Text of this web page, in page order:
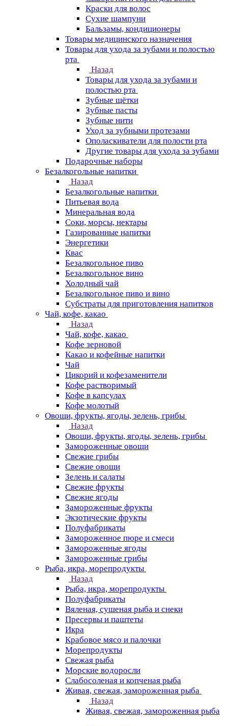
Краски для волос
Сухие шампуни
Бальзамы, кондиционеры
Товары медицинского назначения
Товары для ухода за зубами и полостью
рта
Назад
Товары для ухода за зубами и
полостью рта
Зубные щётки
Зубные пасты
Зубные нити
Уход за зубными протезами
Ополаскиватели для полости рта
Другие товары для ухода за зубами
Подарочные наборы
Безалкогольные напитки
Назад
Безалкогольные напитки
Питьевая вода
Минеральная вода
Соки, морсы, нектары
Газированные напитки
Энергетики
Квас
Безалкогольное пиво
Безалкогольное вино
Холодный чай
Безалкогольное пиво и вино
Субстраты для приготовления напитков
Чай, кофе, какао
Назад
Чай, кофе, какао
Кофе зерновой
Какао и кофейные напитки
Чай
Цикорий и кофезаменители
Кофе растворимый
Кофе в капсулах
Кофе молотый
Овощи, фрукты, ягоды, зелень, грибы
Назад
Овощи, фрукты, ягоды, зелень, грибы
Замороженные овощи
Свежие грибы
Свежие овощи
Зелень и салаты
Свежие фрукты
Свежие ягоды
Замороженные фрукты
Экзотические фрукты
Полуфабрикаты
Замороженное пюре и смеси
Замороженные ягоды
Замороженные грибы
Рыба, икра, морепродукты
Назад
Рыба, икра, морепродукты
Полуфабрикаты
Вяленая, сушеная рыба и снеки
Пресервы и паштеты
Икра
Крабовое мясо и палочки
Морепродукты
Свежая рыба
Морские водоросли
Слабосоленая и копченая рыба
Живая, свежая, замороженная рыба
Назад
Живая, свежая, замороженная рыба